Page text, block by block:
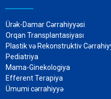
Ürək-Damar Cərrahiyyəsi
Orqan Transplantasiyası
Plastik və Rekonstruktiv
Pediatriya
Mama-Ginekologiya
Efferent Terapiya
Ümumi cərrahiyyə